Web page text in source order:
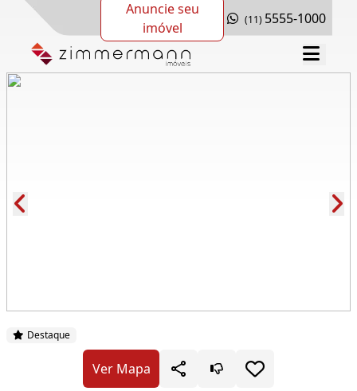
Anuncie seu
imóvel
(11) 5555-1000
Destaque
Ver Mapa